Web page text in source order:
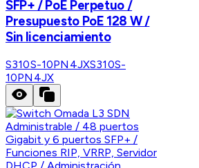
SFP+ / PoE Perpetuo /
Presupuesto PoE 128 W /
Sin licenciamiento
S310S-10PN4JXS310S-
10PN4JX